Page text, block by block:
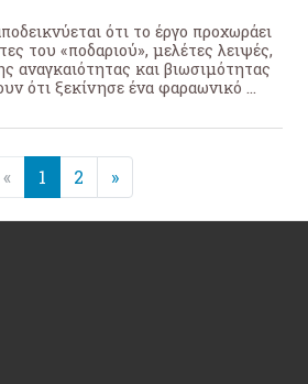
ότι το έργο προχωράει
του «ποδαριού», μελέτες λειψές,
αναγκαιότητας και βιωσιμότητας
ότι ξεκίνησε ένα φαραωνικό ...
« 1 2 »